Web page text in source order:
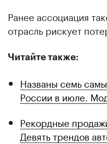
Ранее ассоциация
отрасль рискует
Читайте также:
Названы семь
России в июле.
Рекордные
Девять трендов